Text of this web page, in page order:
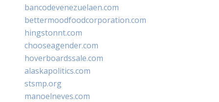
bancodevenezuelaen.com
bettermoodfoodcorporation.com
hingstonnt.com
chooseagender.com
hoverboardssale.com
alaskapolitics.com
stsmp.org
manoelneves.com